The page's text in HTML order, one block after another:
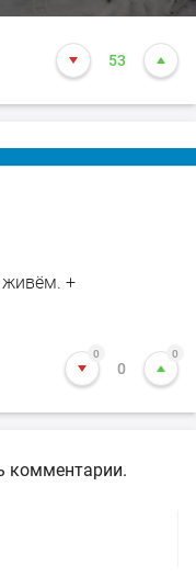
53
+
0
0
0
комментарии.